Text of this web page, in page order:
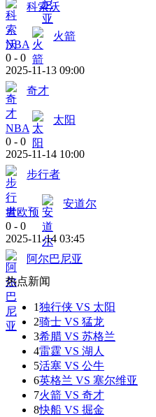
科索沃
NBA
火箭
0 - 0
2025-11-13 09:00
奇才
NBA
太阳
0 - 0
2025-11-14 10:00
步行者
世欧预
安道尔
0 - 0
2025-11-14 03:45
阿尔巴尼亚
热点新闻
1独行侠 VS 太阳
2骑士 VS 猛龙
3希腊 VS 苏格兰
4雷霆 VS 湖人
5活塞 VS 公牛
6英格兰 VS 塞尔维亚
7火箭 VS 奇才
8快船 VS 掘金